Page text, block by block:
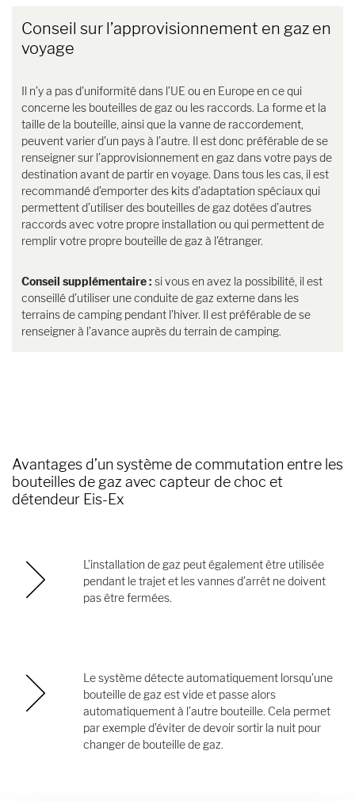
Conseil sur l’approvisionnement en gaz en
voyage
Il n’y a pas d’uniformité dans l’UE ou en Europe en ce qui
concerne les bouteilles de gaz ou les raccords. La forme et la
taille de la bouteille, ainsi que la vanne de raccordement,
peuvent varier d’un pays à l’autre. Il est donc préférable de se
renseigner sur l’approvisionnement en gaz dans votre pays de
destination avant de partir en voyage. Dans tous les cas, il est
recommandé d’emporter des kits d’adaptation spéciaux qui
permettent d’utiliser des bouteilles de gaz dotées d’autres
raccords avec votre propre installation ou qui permettent de
remplir votre propre bouteille de gaz à l’étranger.
Conseil supplémentaire : si vous en avez la possibilité, il est
conseillé d’utiliser une conduite de gaz externe dans les
terrains de camping pendant l’hiver. Il est préférable de se
renseigner à l’avance auprès du terrain de camping.
Avantages d’un système de commutation entre les
bouteilles de gaz avec capteur de choc et
détendeur Eis-Ex
L’installation de gaz peut également être utilisée
pendant le trajet et les vannes d’arrêt ne doivent
pas être fermées.
Le système détecte automatiquement lorsqu’une
bouteille de gaz est vide et passe alors
automatiquement à l’autre bouteille. Cela permet
par exemple d’éviter de devoir sortir la nuit pour
changer de bouteille de gaz.